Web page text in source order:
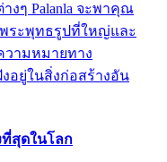
ๆ Palanla จะพาคุณ
พระพุทธรูปที่ใหญ่และ
วามหมายทาง
อยู่ในสิ่งก่อสร้างอัน
สุดในโลก